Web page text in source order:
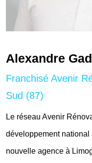
Alexandre
Franchisé Avenir
Sud (87)
Le réseau Avenir
développement national
nouvelle agence à